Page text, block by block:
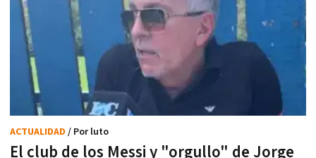
El club de los Messi y "orgullo" de Jorge
ACTUALIDAD / Por luto